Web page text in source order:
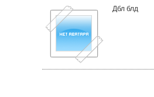
Дбл блд